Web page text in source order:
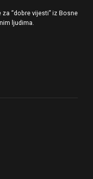
“dobre vijesti” iz Bosne
ljudima.